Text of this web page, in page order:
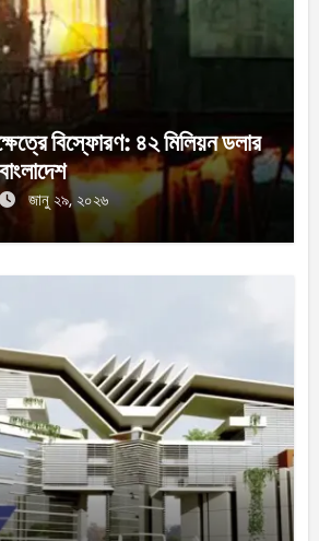
বিস্ফোরণ: ৪২ মিলিয়ন ডলার
জানু ২৯, ২০২৬